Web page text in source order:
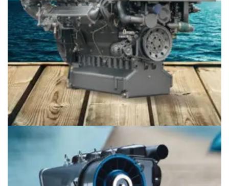
Động cơ Deutz máy tàu thủy 2015M
Giá 097.796.5752